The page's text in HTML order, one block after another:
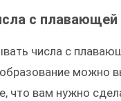
с
числа с
можно
что вам нужно